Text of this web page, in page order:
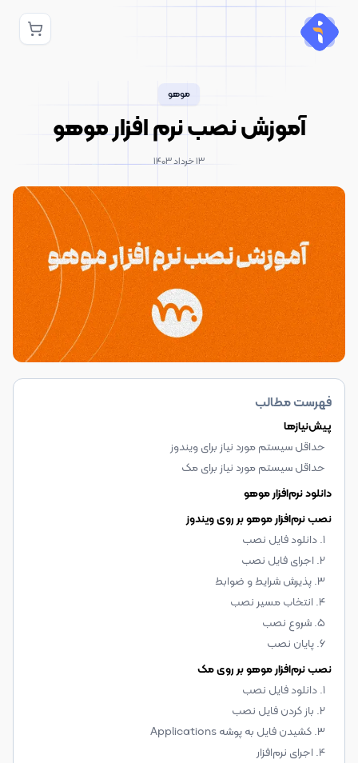
موهو
آموزش نصب نرم افزار موهو
۱۳ خرداد ۱۴۰۳
فهرست مطالب
پیش‌نیازها
حداقل سیستم مورد نیاز برای ویندوز
حداقل سیستم مورد نیاز برای مک
دانلود نرم‌افزار موهو
نصب نرم‌افزار موهو بر روی ویندوز
1. دانلود فایل نصب
2. اجرای فایل نصب
3. پذیرش شرایط و ضوابط
4. انتخاب مسیر نصب
5. شروع نصب
6. پایان نصب
نصب نرم‌افزار موهو بر روی مک
1. دانلود فایل نصب
2. باز کردن فایل نصب
3. کشیدن فایل به پوشه Applications
4. اجرای نرم‌افزار